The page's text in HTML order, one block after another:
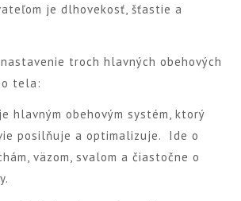
je dlhovekosť, šťastie a
troch hlavných obehových
tela:
hlavným obehovým systém, ktorý
posilňuje a optimalizuje. Ide o
väzom, svalom a čiastočne o